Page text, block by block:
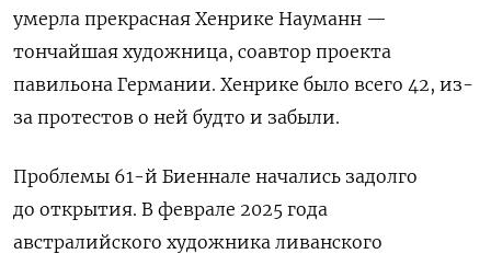
умерла прекрасная Хенрике Науманн —
тончайшая художница, соавтор проекта
павильона Германии. Хенрике было всего 42, из-
за протестов о ней будто и забыли.
Проблемы 61-й Биеннале начались задолго
до открытия. В феврале 2025 года
австралийского художника ливанского